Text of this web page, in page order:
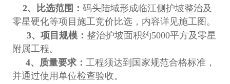
2、比选范围： 码头陆域形成临江侧护坡整治及
零星硬化等项目施工竞价比选，内容详见施工图。
3、项目规模： 整治护坡面积约5000平方及零星
附属工程。
4、质量要求： 工程须达到国家规范合格标准，
并通过使用单位检查验收。